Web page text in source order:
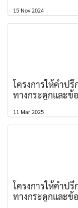
15 Nov 2024
โครงการให้คำป
ทางกระดูกและข้
11 Mar 2025
โครงการให้คำป
ทางกระดูกและข้